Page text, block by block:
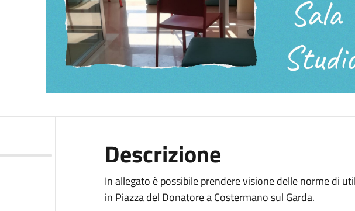
Descrizione
In allegato è possibile prendere visione delle norme di
in Piazza del Donatore a Costermano sul Garda.